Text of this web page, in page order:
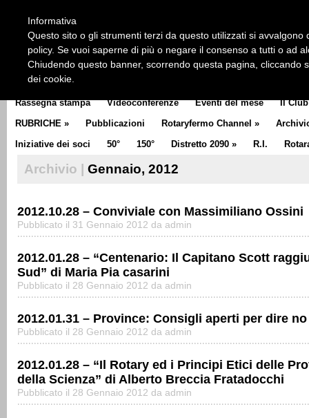
CLUB COMMUNICATOR
Rassegna stampa Videoconferenze Eventi del mese Il Club
RUBRICHE » Pubblicazioni Rotaryfermo Channel »
Iniziative dei soci
50° 150° Distretto 2090 » R.I.
Archivio | Gennaio, 2012
2012.10.28 – Conviviale con Massimiliano Ossini
Pubblicato il 31 Gennaio 2012 da admin
2012.01.28 – “Centenario: Il Capitano Scott
Sud” di Maria Pia casarini
Pubblicato il 28 Gennaio 2012 da admin
2012.01.31 – Province: Consigli aperti per dire
Pubblicato il 28 Gennaio 2012 da admin
2012.01.28 – “Il Rotary ed i Principi Etici delle
della Scienza” di Alberto Breccia Fratadocchi
Pubblicato il 28 Gennaio 2012 da admin
Informativa
Questo sito o gli strumenti terzi da questo utilizzati si
policy. Se vuoi saperne di più o negare il consenso a tutti o ad
Chiudendo questo banner, scorrendo questa pagina, cliccando
dei cookie.